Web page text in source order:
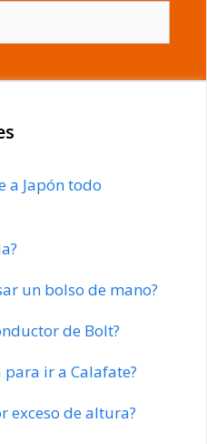
a Japón todo
un bolso de mano?
de Bolt?
para ir a Calafate?
exceso de altura?